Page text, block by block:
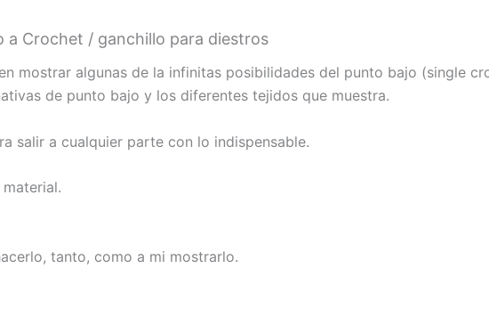
a Crochet / ganchillo para diestros
mostrar algunas de la infinitas posibilidades del punto bajo (single
de punto bajo y los diferentes tejidos que muestra.
salir a cualquier parte con lo indispensable.
tanto, como a mi mostrarlo.